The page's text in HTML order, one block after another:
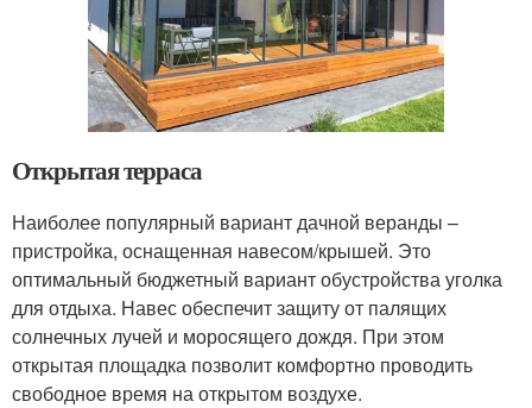
Открытая терраса
Наиболее популярный вариант дачной веранды –
пристройка, оснащенная навесом/крышей. Это
оптимальный бюджетный вариант обустройства уголка
для отдыха. Навес обеспечит защиту от палящих
солнечных лучей и моросящего дождя. При этом
открытая площадка позволит комфортно проводить
свободное время на открытом воздухе.